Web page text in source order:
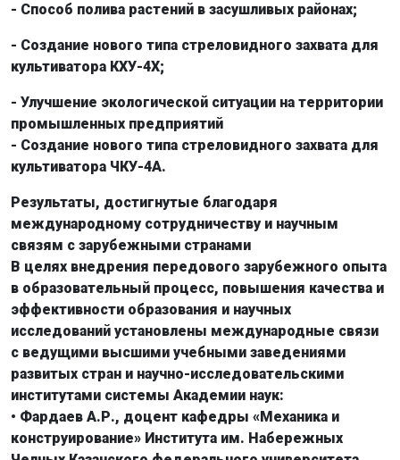
- Способ полива растений в засушливых районах;
- Создание нового типа стреловидного захвата для
культиватора КХУ-4Х;
- Улучшение экологической ситуации на территории
промышленных предприятий
- Создание нового типа стреловидного захвата для
культиватора ЧКУ-4А.
Результаты, достигнутые благодаря
международному сотрудничеству и научным
связям с зарубежными странами
В целях внедрения передового зарубежного опыта
в образовательный процесс, повышения качества и
эффективности образования и научных
исследований установлены международные связи
с ведущими высшими учебными заведениями
развитых стран и научно-исследовательскими
институтами системы Академии наук:
• Фардаев А.Р., доцент кафедры «Механика и
конструирование» Института им. Набережных